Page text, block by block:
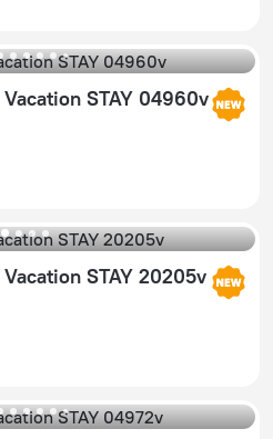
Vacation STAY 04960v
Vacation STAY 20205v